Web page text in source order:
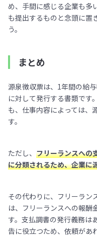
め、手間に感じる企業も多
も提出するものと念頭に置
う。
まとめ
源泉徴収票は、1年間の給
に対して発行する書類です
も、仕事内容によっては、
す。
ただし、 フリーランスへの
に分類されるため、企業に
その代わりに、フリーラン
は、フリーランスへの報酬
す。支払調書の発行義務は
告に役立つため、依頼があ